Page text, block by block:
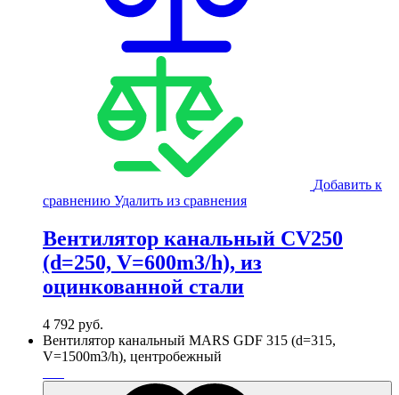
Добавить к
сравнению Удалить из сравнения
Вентилятор канальный CV250
(d=250, V=600m3/h), из
оцинкованной стали
4 792 руб.
Вентилятор канальный MARS GDF 315 (d=315,
V=1500m3/h), центробежный